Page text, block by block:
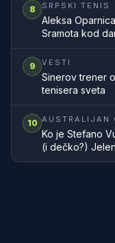
8 SRPSKI TENIS
Aleksa
Sramota kod
9 VESTI
Sinerov trener
tenisera sveta
10 AUSTRALIJAN
Ko je Stefano
(i dečko?)